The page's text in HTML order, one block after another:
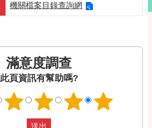
機關檔案目錄查詢網
滿意度調查
此頁資訊有幫助嗎?